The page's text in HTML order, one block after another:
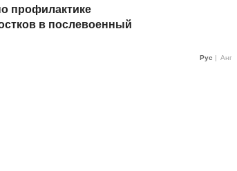
профилактике
в послевоенный
Рус Анг